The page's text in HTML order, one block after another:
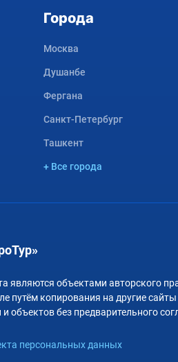
Города
Москва
Душанбе
Фергана
Санкт-Петербург
Ташкент
+ Все города
являются объектами авторского
путём копирования на другие
объектов без предварительного
персональных данных